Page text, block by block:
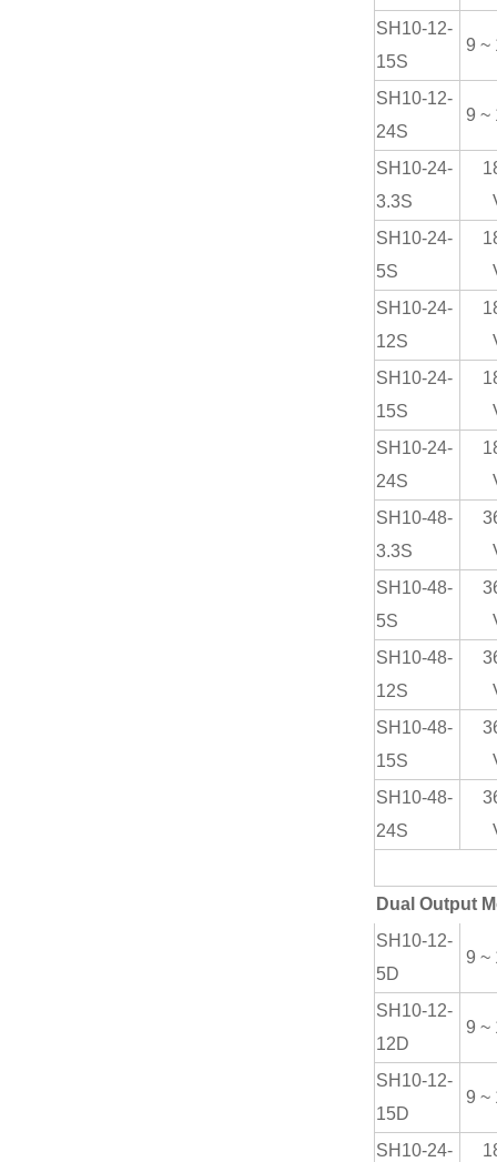
SH 10-12-
15S
9 ~
SH 10-12-
24S
9 ~
SH 10-24-
3.3S
SH 10-24-
5S
SH 10-24-
12S
SH 10-24-
15S
SH 10-24-
24S
SH10-48-
3.3S
SH10-48-
5S
SH10-48-
12S
SH10-48-
15S
SH10-48-
24S
Dual Output
SH 10-12-
5D
9 ~
SH 10-12-
12D
9 ~
SH 10-12-
15D
9 ~
SH 10-24-